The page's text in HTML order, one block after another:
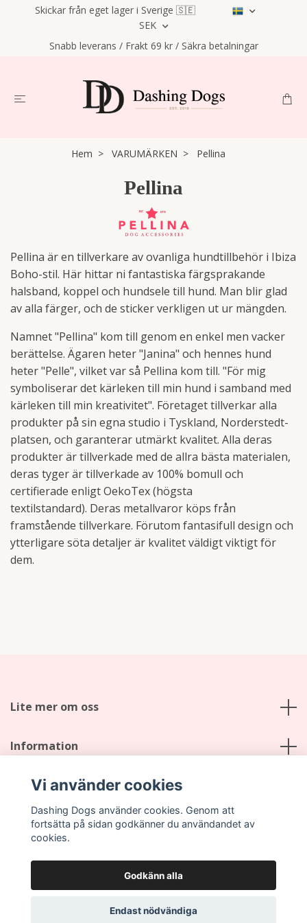
Skickar från eget lager i Sverige 🇸🇪
SEK
Snabb leverans / Frakt 69 kr / Säkra betalningar
Hem VARUMÄRKEN Pellina
Pellina
Pellina är en tillverkare av ovanliga hundtillbehör i Ibiza
Boho-stil. Här hittar ni fantastiska färgsprakande
halsband, koppel och hundsele till hund. Man blir glad
av alla färger, och de sticker verkligen ut ur mängden.
Namnet "Pellina" kom till genom en enkel men vacker
berättelse. Ägaren heter "Janina" och hennes hund
heter "Pelle", vilket var så Pellina kom till. "För mig
symboliserar det kärleken till min hund i samband med
kärleken till min kreativitet". Företagettillverkar alla
produkter på sin egna studio i Tyskland, Norderstedt-
platsen, och garanterar utmärkt kvalitet. Alla deras
produkter är tillverkade med de allra bästa materialen,
deras tyger är tillverkade av 100% bomull och
certifierade enligt OekoTex (högsta
textilstandard). Deras metallvaror köps från
framstående tillverkare. Förutom fantasifull design och
ytterligare söta detaljer är kvalitet väldigt viktigt för
dem.
Lite mer om oss
Information
Sociala medier
© 2026 Dashing Dogs
Vi använder cookies
Dashing Dogs använder cookies. Genom att
fortsätta på sidan godkänner du användandet av
cookies.
Godkänn alla
Endast nödvändiga